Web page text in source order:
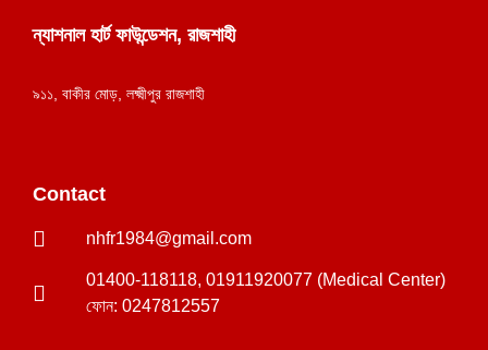
ন্যাশনাল হার্ট ফাউন্ডেশন, রাজশাহী
৯১১, বাকীর মোড়, লক্ষ্মীপুর রাজশাহী
Contact
nhfr1984@gmail.com
01400-118118, 01911920077 (Medical Center)
ফোন: 0247812557